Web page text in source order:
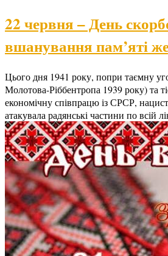
22 червня – День
вшанування пам’яті
Цього дня 1941 року, попри таємну
Молотова-Ріббентропа 1939 року) та
економічну співпрацю із СРСР,
атакувала радянські частини по всій